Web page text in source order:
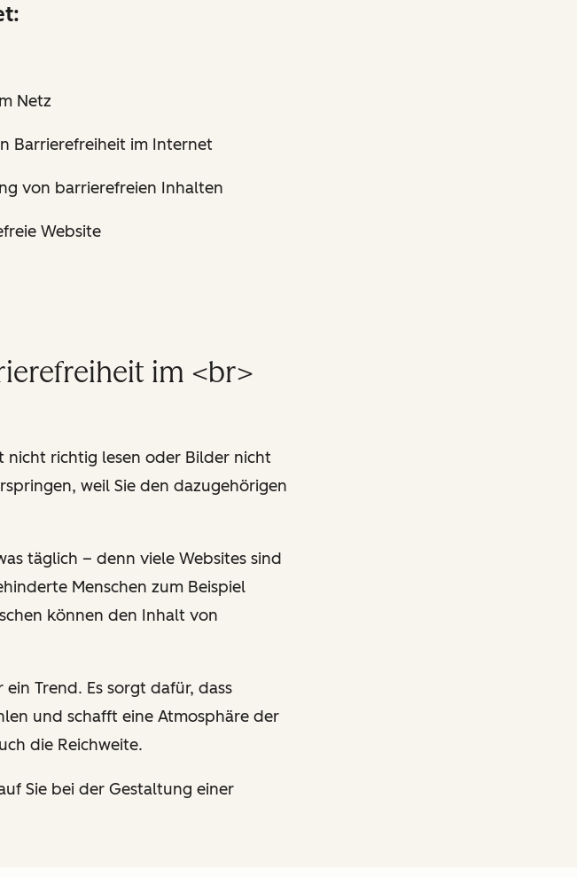
Netz
Barrierefreiheit im Internet
von barrierefreien Inhalten
Website
im <br>
nicht richtig lesen oder Bilder nicht
weil Sie den dazugehörigen
täglich – denn viele Websites sind
Menschen zum Beispiel
können den Inhalt von
Trend. Es sorgt dafür, dass
und schafft eine Atmosphäre der
die Reichweite.
Sie bei der Gestaltung einer